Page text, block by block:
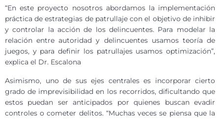
“En este proyecto nosotros abordamos la implementación
práctica de estrategias de patrullaje con el objetivo de inhibir
y controlar la acción de los delincuentes. Para modelar la
relación entre autoridad y delincuentes usamos teoría de
juegos, y para definir los patrullajes usamos optimización”,
explica el Dr. Escalona
Asimismo, uno de sus ejes centrales es incorporar cierto
grado de imprevisibilidad en los recorridos, dificultando que
estos puedan ser anticipados por quienes buscan evadir
controles o cometer delitos. “Muchas veces se piensa que la